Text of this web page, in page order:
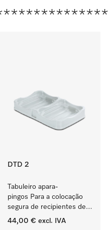
DTD 2
Tabuleiro apara-
pingos Para a colocação
segura de recipientes de
produtos ProCare.
44,00 € excl. IVA